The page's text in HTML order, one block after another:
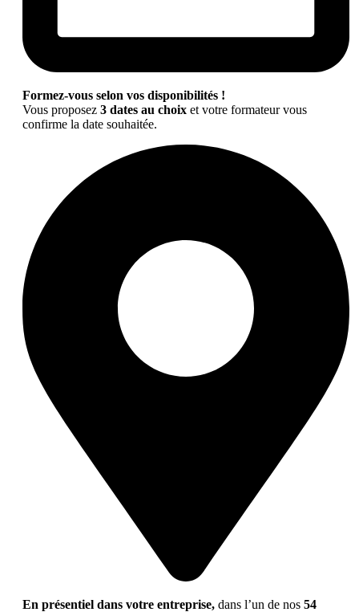
Formez-vous selon vos disponibilités !
Vous proposez 3 dates au choix et votre formateur vous
confirme la date souhaitée.
En présentiel dans votre entreprise, dans l’un de nos 54